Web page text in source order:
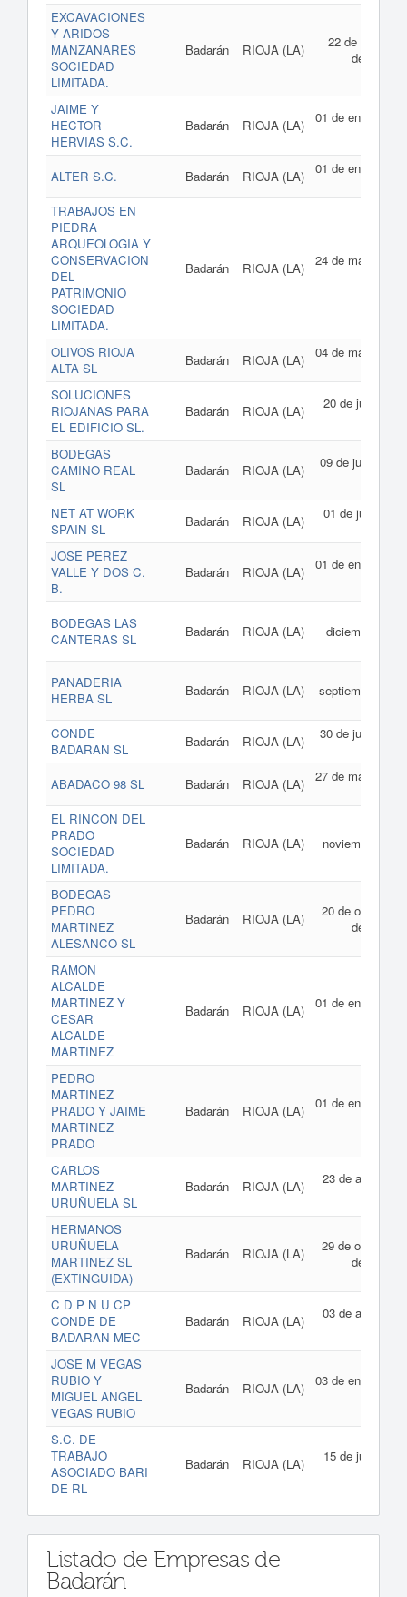
EXCAVACIONES
Y ARIDOS
MANZANARES
SOCIEDAD
LIMITADA.
Badarán RIOJA (LA)
22 de marzo
de 2010
JAIME Y
HECTOR
HERVIAS S.C.
Badarán RIOJA (LA)
01 de enero de
ALTER S.C. Badarán RIOJA (LA)
01 de enero de
TRABAJOS EN
PIEDRA
ARQUEOLOGIA Y
CONSERVACION
DEL
PATRIMONIO
SOCIEDAD
LIMITADA.
Badarán RIOJA (LA)
24 de mayo de
OLIVOS RIOJA
ALTA SL
Badarán RIOJA (LA)
04 de mayo de
SOLUCIONES
RIOJANAS PARA
EL EDIFICIO SL.
Badarán RIOJA (LA)
20 de julio de
BODEGAS
CAMINO REAL
SL
Badarán RIOJA (LA)
09 de junio de
NET AT WORK
SPAIN SL
Badarán RIOJA (LA)
01 de julio de
JOSE PEREZ
VALLE Y DOS C.
B.
Badarán RIOJA (LA)
01 de enero de
BODEGAS LAS
CANTERAS SL
Badarán RIOJA (LA)
diciembre de
PANADERIA
HERBA SL
Badarán RIOJA (LA)
septiembre de
CONDE
BADARAN SL
Badarán RIOJA (LA)
30 de junio de
ABADACO 98 SL
Badarán RIOJA (LA)
27 de mayo de
EL RINCON DEL
PRADO
SOCIEDAD
LIMITADA.
Badarán RIOJA (LA)
noviembre de
BODEGAS
PEDRO
MARTINEZ
ALESANCO SL
Badarán RIOJA (LA)
20 de octubre
de 1994
RAMON
ALCALDE
MARTINEZ Y
CESAR
ALCALDE
MARTINEZ
Badarán RIOJA (LA)
01 de enero de
PEDRO
MARTINEZ
PRADO Y JAIME
MARTINEZ
PRADO
Badarán RIOJA (LA)
01 de enero de
CARLOS
MARTINEZ
URUÑUELA SL
Badarán RIOJA (LA)
23 de abril de
HERMANOS
URUÑUELA
MARTINEZ SL
(EXTINGUIDA)
Badarán RIOJA (LA)
29 de octubre
de 1992
C D P N U CP
CONDE DE
BADARAN MEC
Badarán RIOJA (LA)
03 de abril de
JOSE M VEGAS
RUBIO Y
MIGUEL ANGEL
VEGAS RUBIO
Badarán RIOJA (LA)
03 de enero de
S.C. DE
TRABAJO
ASOCIADO BARI
DE RL
Badarán RIOJA (LA)
15 de julio de
Listado de Empresas de
Badarán